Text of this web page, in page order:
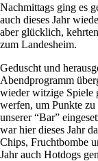
Nachmittags ging es
auch dieses Jahr
aber glücklich,
zum Landesheim.
Geduscht und
Abendprogramm
wieder witzige Spiele
werfen, um Punkte
unserer “Bar”
war hier dieses Jahr
Chips, Fruchtbombe
Jahr auch Hotdogs